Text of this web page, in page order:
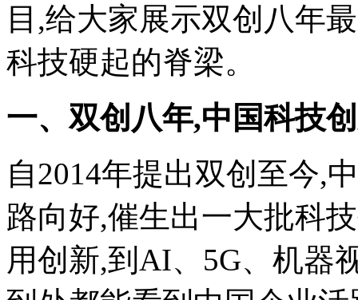
目,给大家展示双创八年
科技硬起的脊梁。
一、双创八年,中国科技
自2014年提出双创至今,
路向好,催生出一大批科
用创新,到AI、5G、机器